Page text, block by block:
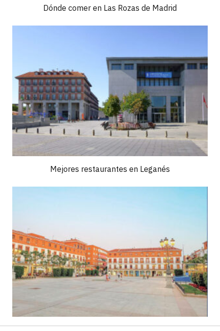
Dónde comer en Las Rozas de Madrid
Mejores restaurantes en Leganés